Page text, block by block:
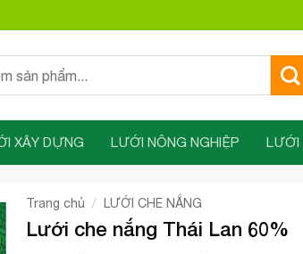
XÂY DỰNG LƯỚI NÔNG NGHIỆP LƯỚI
Trang chủ / LƯỚI CHE NẮNG
Lưới che nắng Thái Lan 60%